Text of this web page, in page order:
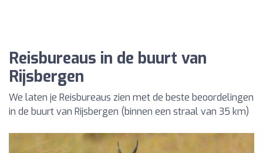
Reisbureaus in de buurt van
Rijsbergen
We laten je Reisbureaus zien met de beste beoordelingen
in de buurt van Rijsbergen (binnen een straal van 35 km)